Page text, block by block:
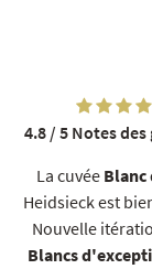
NOS COFFRETS
La cuvée Blanc
Heidsieck est
Nouvelle
Blancs
4.8 / 5 Notes des